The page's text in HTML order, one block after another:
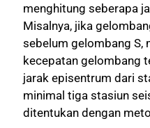
menghitung seberapa
Misalnya, jika
sebelum gelombang S,
kecepatan gelombang
jarak episentrum dari
minimal tiga stasiun
ditentukan dengan